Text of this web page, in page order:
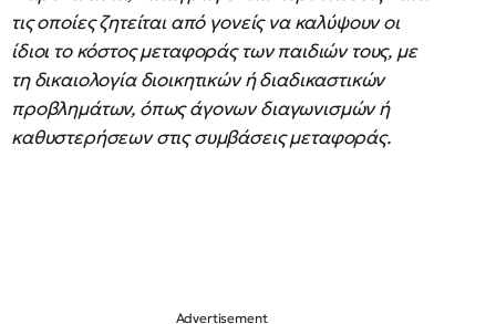
τις οποίες ζητείται από γονείς να καλύψουν οι
ίδιοι το κόστος μεταφοράς των παιδιών τους, με
τη δικαιολογία διοικητικών ή διαδικαστικών
προβλημάτων, όπως άγονων διαγωνισμών ή
καθυστερήσεων στις συμβάσεις μεταφοράς.